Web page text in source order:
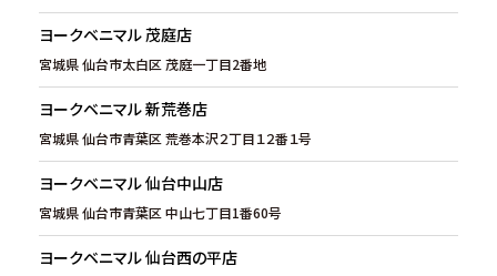
ヨークベニマル 茂庭店
宮城県 仙台市太白区 茂庭一丁目2番地
ヨークベニマル 新荒巻店
宮城県 仙台市青葉区 荒巻本沢２丁目１２番１号
ヨークベニマル 仙台中山店
宮城県 仙台市青葉区 中山七丁目1番60号
ヨークベニマル 仙台西の平店